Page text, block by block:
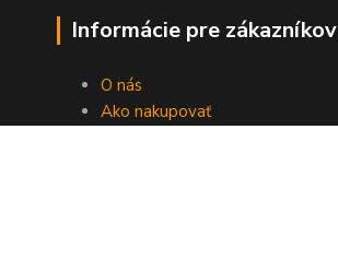
Informácie pre zákazníkov
O nás
Ako nakupovať